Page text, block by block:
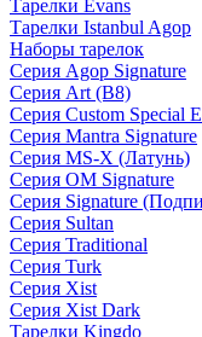
Тарелки Evans
Тарелки Istanbul Agop
Наборы тарелок
Серия Agop Signature
Серия Art (B8)
Серия Custom Special
Серия Mantra Signature
Серия MS-X (Латунь)
Серия OM Signature
Серия Signature
Серия Sultan
Серия Traditional
Серия Turk
Серия Xist
Серия Xist Dark
Тарелки Kingdo